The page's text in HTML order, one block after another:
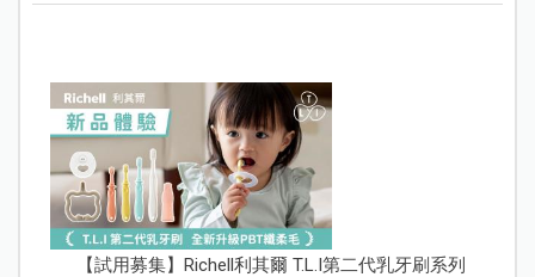
【試用募集】Richell利其爾 T.L.I第二代乳牙刷系列